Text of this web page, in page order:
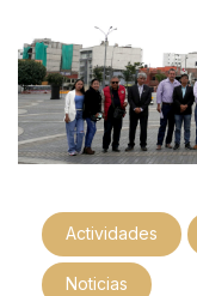
Actividades
Noticias